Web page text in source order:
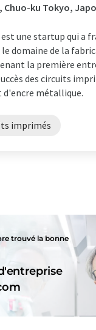
Chuo-ku Tokyo,
une startup qui a
domaine de la
la première
des circuits
métallique.
imprimés
trouvé la bonne